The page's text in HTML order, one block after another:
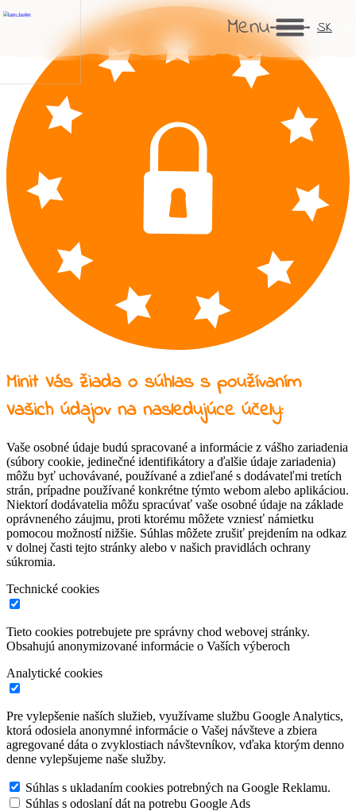
Minit Vás žiada o súhlas s používaním
Vašich údajov na nasledujúce účely:
Vaše osobné údaje budú spracované a informácie z vášho zariadenia
(súbory cookie, jedinečné identifikátory a ďalšie údaje zariadenia)
môžu byť uchovávané, používané a zdieľané s dodávateľmi tretích
strán, prípadne používané konkrétne týmto webom alebo aplikáciou.
Niektorí dodávatelia môžu spracúvať vaše osobné údaje na základe
oprávneného záujmu, proti ktorému môžete vzniesť námietku
pomocou možností nižšie. Súhlas môžete zrušiť prejdením na odkaz
v dolnej časti tejto stránky alebo v našich pravidlách ochrany
súkromia.
Technické cookies
Tieto cookies potrebujete pre správny chod webovej stránky.
Obsahujú anonymizované informácie o Vaších výberoch
Analytické cookies
Pre vylepšenie naších služieb, využívame službu Google Analytics,
ktorá odosiela anonymné informácie o Vašej návšteve a zbiera
agregované dáta o zvyklostiach návštevníkov, vďaka ktorým denno
denne vylepšujeme naše služby.
Súhlas s ukladaním cookies potrebných na Google Reklamu.
Súhlas s odoslaní dát na potrebu Google Ads
Menu SK